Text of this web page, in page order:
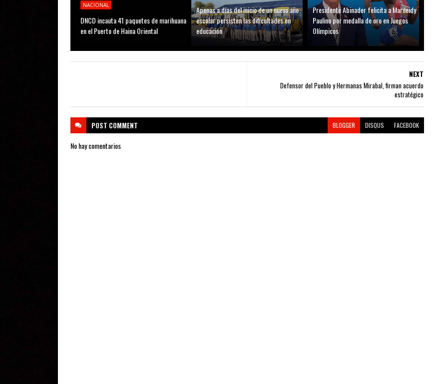
NACIONAL
DNCD incauta 41 paquetes de marihuana
en el Puerto de Haina Oriental
Apenas a días del inicio de un nuevo año
escolar persisten las dificultades en
educación
Presidente Abinader felicita a Marileidy
Paulino por medalla de oro en Juegos
Olímpicos
NEXT
Defensor del Pueblo y Hermanas Mirabal, firman acuerdo
estratégico
POST COMMENT BLOGGER DISQUS FACEBOOK
No hay comentarios